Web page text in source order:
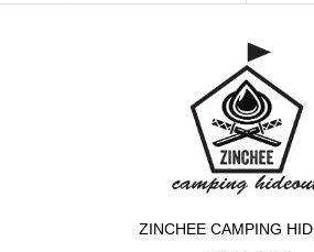
ZINCHEE CAMPING